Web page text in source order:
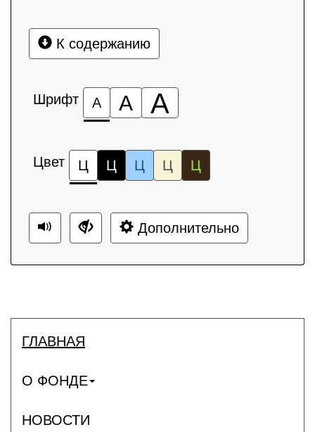
К содержанию
Шрифт А А А
Цвет Ц Ц Ц Ц Ц
Дополнительно
ГЛАВНАЯ
О ФОНДЕ
НОВОСТИ